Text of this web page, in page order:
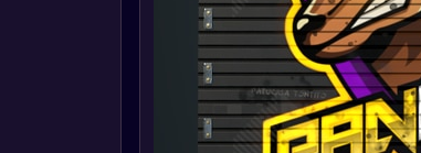
с
8
по
18
ноября.